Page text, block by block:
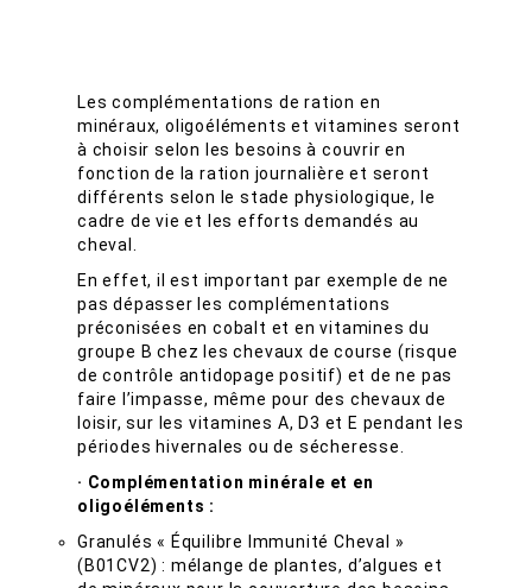
Les complémentations de ration en
minéraux, oligoéléments et vitamines seront
à choisir selon les besoins à couvrir en
fonction de la ration journalière et seront
différents selon le stade physiologique, le
cadre de vie et les efforts demandés au
cheval.
En effet, il est important par exemple de ne
pas dépasser les complémentations
préconisées en cobalt et en vitamines du
groupe B chez les chevaux de course (risque
de contrôle antidopage positif) et de ne pas
faire l’impasse, même pour des chevaux de
loisir, sur les vitamines A, D3 et E pendant les
périodes hivernales ou de sécheresse.
· Complémentation minérale et en
oligoéléments :
Granulés « Équilibre Immunité Cheval »
(B01CV2) : mélange de plantes, d’algues et